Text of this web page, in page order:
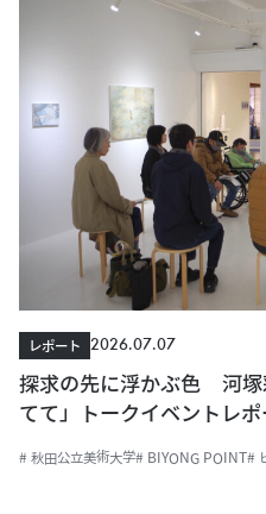
レポート
2026.07.07
探求の先に浮かぶ色 河塚
てて」トークイベントレポ
# 秋田公立美術大学# BIYONG POINT#